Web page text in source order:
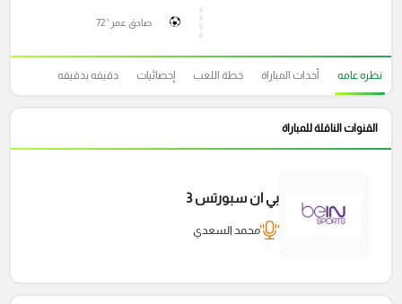
صادق عمر ' 72
نظره عامه أحداث المباراة خطة اللعب إحصائيات دقيقه بدقيقه
القنوات الناقلة للمباراة
بي ان سبورتس 3
محمد السعدي